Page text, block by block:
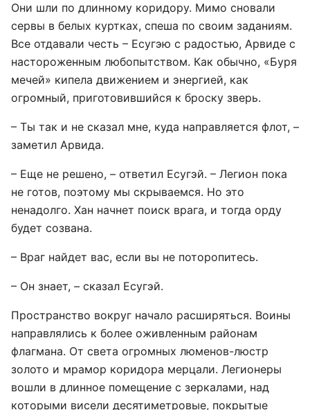
Они шли по длинному коридору. Мимо сновали
сервы в белых куртках, спеша по своим заданиям.
Все отдавали честь – Есугэю с радостью, Арвиде с
настороженным любопытством. Как обычно, «Буря
мечей» кипела движением и энергией, как
огромный, приготовившийся к броску зверь.
– Ты так и не сказал мне, куда направляется флот, –
заметил Арвида.
– Еще не решено, – ответил Есугэй. – Легион пока
не готов, поэтому мы скрываемся. Но это
ненадолго. Хан начнет поиск врага, и тогда орду
будет созвана.
– Враг найдет вас, если вы не поторопитесь.
– Он знает, – сказал Есугэй.
Пространство вокруг начало расширяться. Воины
направлялись к более оживленным районам
флагмана. От света огромных люменов-люстр
золото и мрамор коридора мерцали. Легионеры
вошли в длинное помещение с зеркалами, над
которыми висели десятиметровые, покрытые